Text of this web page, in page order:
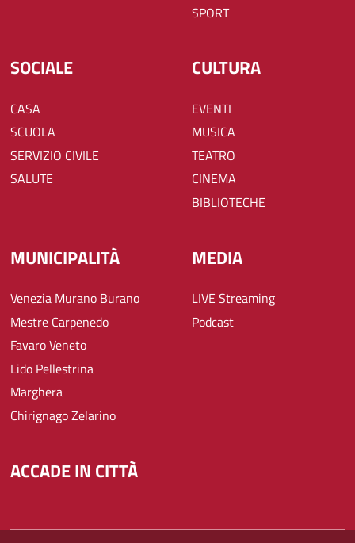
SPORT
SOCIALE
CASA
SCUOLA
SERVIZIO CIVILE
SALUTE
CULTURA
EVENTI
MUSICA
TEATRO
CINEMA
BIBLIOTECHE
MUNICIPALITÀ
Venezia Murano Burano
Mestre Carpenedo
Favaro Veneto
Lido Pellestrina
Marghera
Chirignago Zelarino
MEDIA
LIVE Streaming
Podcast
ACCADE IN CITTÀ